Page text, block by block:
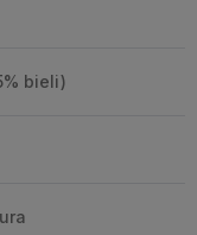
bieli)